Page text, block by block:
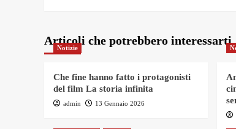
Articoli che potrebbero interessarti
Notizie
Che fine hanno fatto i protagonisti
del film La storia infinita
admin 13 Gennaio 2026